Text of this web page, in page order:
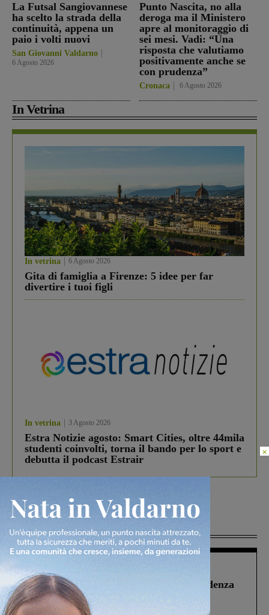
La Futsal Sangiovannese
ha scelto la strada della
continuità, appena un
paio i volti nuovi
San Giovanni Valdarno
6 Agosto 2026
Punto Nascita, no alla
deroga ma il Ministero
apre al monitoraggio di
sei mesi. Vadi: “Una
risposta che valutiamo
positivamente anche se
con prudenza”
Cronaca 6 Agosto 2026
In Vetrina
In vetrina 6 Agosto 2026
Gita di famiglia a Firenze: 5 idee per far
divertire i tuoi figli
In vetrina 3 Agosto 2026
Estra Notizie agosto: Smart Cities, oltre 44mila
studenti coinvolti, torna il bando per lo sport e
debutta il podcast Estrair
Più lette
Figline Incisa Valdarno 1 Agosto 2026
Piscina di Figline finanziata oltre la scadenza
Pnrr, il gruppo di Fratelli d’Italia: “Un
ringraziamento al Governo”
×